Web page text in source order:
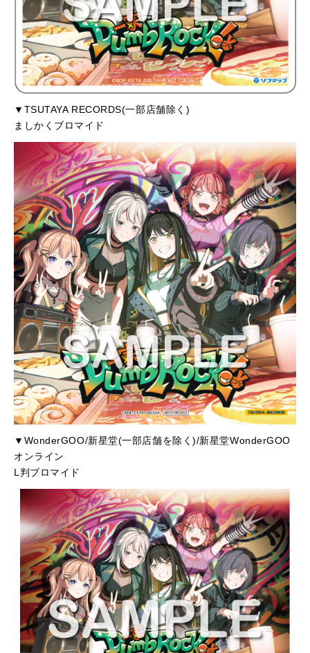
▼TSUTAYA RECORDS(一部店舗除く)
ましかくブロマイド
▼WonderGOO/新星堂(一部店舗を除く)/新星堂WonderGOO
オンライン
L判ブロマイド